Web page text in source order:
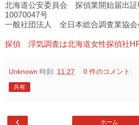
北海道公安委員会 探偵業開始届出
10070047号
一般社団法人 全日本総合調査業協会
探偵 浮気調査は北海道女性探偵社
Unknown 時刻: 11:27 0 件のコメント:
共有
‹ ホーム